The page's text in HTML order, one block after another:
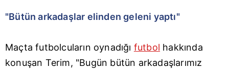
"Bütün arkadaşlar elinden geleni yaptı"
Maçta futbolcuların oynadığı futbol hakkında
konuşan Terim, "Bugün bütün arkadaşlarımız